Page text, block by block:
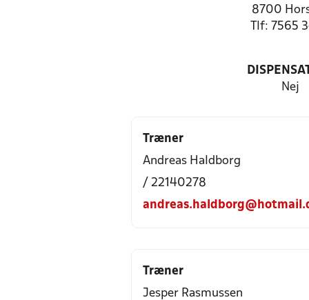
8700
Tlf: 7565
Nej
Træner
Andreas Haldborg
/ 22140278
Træner
Jesper Rasmussen